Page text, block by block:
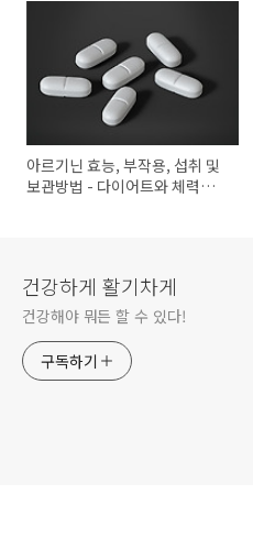
아르기닌 효능, 부작용, 섭취 및
보관방법 - 다이어트와 체력에
건강하게 활기차게
건강해야 뭐든 할 수 있다!
구독하기